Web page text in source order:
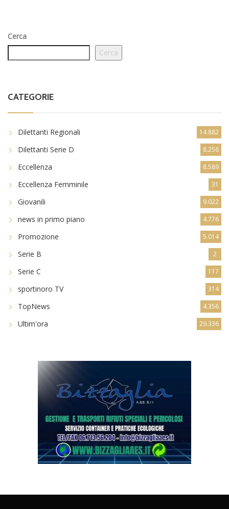
Cerca
Cerca
CATEGORIE
Dilettanti Regionali 14.882
Dilettanti Serie D 8.256
Eccellenza 8.589
Eccellenza Femminile 31
Giovanili 9.022
news in primo piano 4.776
Promozione 5.014
Serie B 2
Serie C 117
sportinoro TV 314
TopNews 4.356
Ultim'ora 29.336